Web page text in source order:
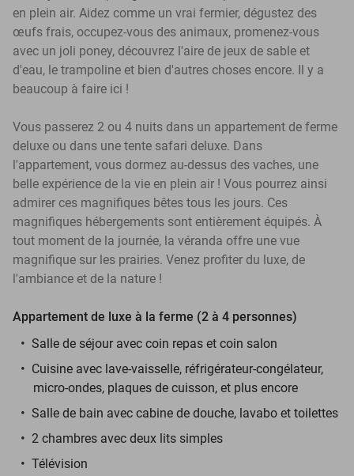
en plein air. Aidez comme un vrai fermier, dégustez des
œufs frais, occupez-vous des animaux, promenez-vous
avec un joli poney, découvrez l'aire de jeux de sable et
d'eau, le trampoline et bien d'autres choses encore. Il y a
beaucoup à faire ici !
Vous passerez 2 ou 4 nuits dans un appartement de ferme
deluxe ou dans une tente safari deluxe. Dans
l'appartement, vous dormez au-dessus des vaches, une
belle expérience de la vie en plein air ! Vous pourrez ainsi
admirer ces magnifiques bêtes tous les jours. Ces
magnifiques hébergements sont entièrement équipés. À
tout moment de la journée, la véranda offre une vue
magnifique sur les prairies. Venez profiter du luxe, de
l'ambiance et de la nature !
Appartement de luxe à la ferme (2 à 4 personnes)
Salle de séjour avec coin repas et coin salon
Cuisine avec lave-vaisselle, réfrigérateur-congélateur,
micro-ondes, plaques de cuisson, et plus encore
Salle de bain avec cabine de douche, lavabo et toilettes
2 chambres avec deux lits simples
Télévision